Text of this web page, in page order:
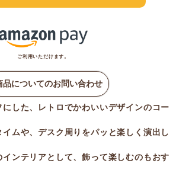
ご利用いただけます。
品についてのお問い合わせ
にした、レトロでかわいいデザインのコー
ムや、デスク周りをパッと楽しく演出し
ンテリアとして、飾って楽しむのもおす